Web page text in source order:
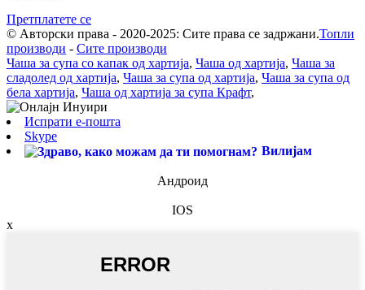
Претплатете се
© Авторски права - 2020-2025: Сите права се задржани.Топли
производи - Сите производи
Чаша за супа со капак од хартија, Чаша од хартија, Чаша за
сладолед од хартија, Чаша за супа од хартија, Чаша за супа од
бела хартија, Чаша од хартија за супа Крафт,
Испрати е-пошта
Skype
Вилијам
Андроид
IOS
x